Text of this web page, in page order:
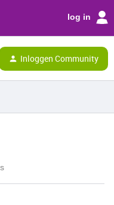
log in
Inloggen Community